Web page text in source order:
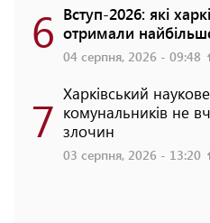
6 Вступ-2026: які
отримали найбільше
04 серпня, 2026 - 09:48
7 Харківський
комунальників не
злочин
03 серпня, 2026 - 13:20